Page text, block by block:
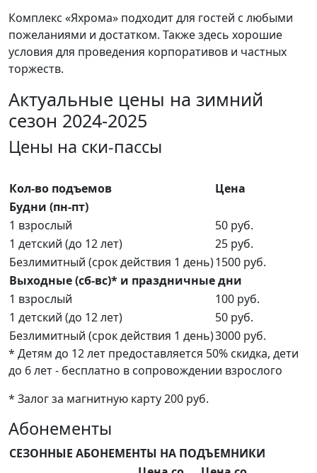
Комплекс «Яхрома» подходит для гостей с любыми
пожеланиями и достатком. Также здесь хорошие
условия для проведения корпоративов и частных
торжеств.
Актуальные цены на зимний
сезон 2024-2025
Цены на ски-пассы
Кол-во подъемов
Цена
Будни (пн-пт)
1 взрослый
50 руб.
1 детский (до 12 лет)
25 руб.
Безлимитный (срок действия 1 день)1500 руб.
Выходные (сб-вс)* и праздничные дни
1 взрослый
100 руб.
1 детский (до 12 лет)
50 руб.
Безлимитный (срок действия 1 день)3000 руб.
* Детям до 12 лет предоставляется 50% скидка, дети
до 6 лет - бесплатно в сопровождении взрослого
* Залог за магнитную карту 200 руб.
Абонементы
СЕЗОННЫЕ АБОНЕМЕНТЫ НА ПОДЪЕМНИКИ